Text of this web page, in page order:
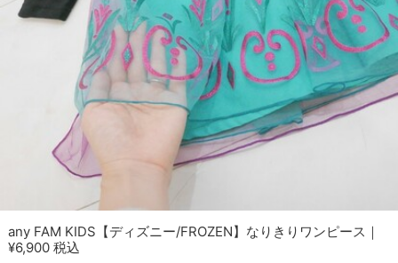
any FAM KIDS【ディズニー/FROZEN】なりきりワンピース｜
¥6,900 税込